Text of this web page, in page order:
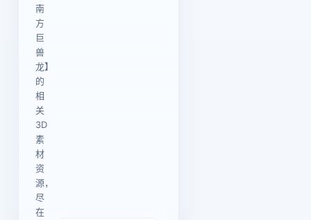
南
方
巨
兽
龙】
的
相
关
3D
素
材
资
源，
尽
在